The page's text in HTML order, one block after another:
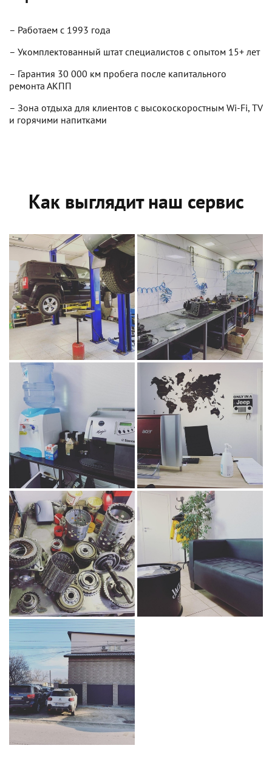
– Работаем с 1993 года
– Укомплектованный штат специалистов с опытом 15+ лет
– Гарантия 30 000 км пробега после капитального
ремонта АКПП
– Зона отдыха для клиентов с высокоскоростным Wi-Fi, TV
и горячими напитками
Как выглядит наш сервис